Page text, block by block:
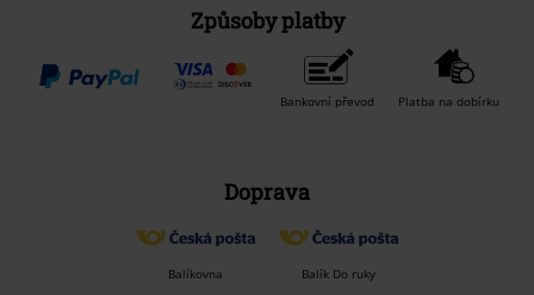
Způsoby platby
Bankovní převod Platba na dobírku
Doprava
Balíkovna Balík Do ruky